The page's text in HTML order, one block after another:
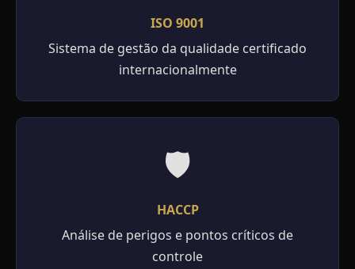
ISO 9001
Sistema de gestão da qualidade certificado
internacionalmente
🛡️
HACCP
Análise de perigos e pontos críticos de
controle